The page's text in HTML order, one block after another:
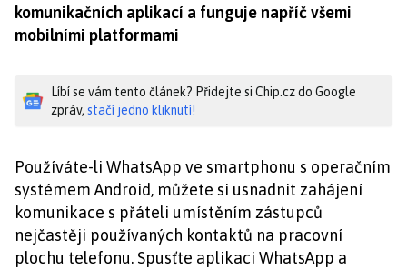
komunikačních aplikací a funguje napříč všemi
mobilními platformami
Líbí se vám tento článek? Přidejte si Chip.cz do Google
zpráv, stačí jedno kliknutí!
Používáte-li WhatsApp ve smartphonu s operačním
systémem Android, můžete si usnadnit zahájení
komunikace s přáteli umístěním zástupců
nejčastěji používaných kontaktů na pracovní
plochu telefonu. Spusťte aplikaci WhatsApp a